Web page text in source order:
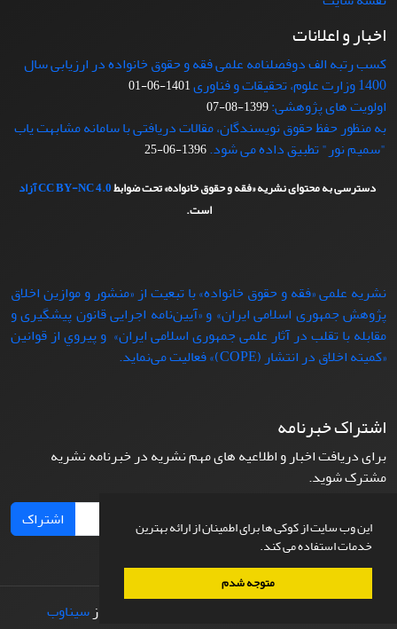
این وب سایت از کوکی ها برای اطمینان از ارائه بهترین
خدمات استفاده می کند.
متوجه شدم
اخبار و اعلانات
کسب رتبه الف دوفصلنامه علمی فقه و حقوق خانواده در ارزیابی سال
1400 وزارت علوم، تحقیقات و فناوری
1401-06-01
اولویت های پژوهشی:1399-08-07
به منظور حفظ حقوق نویسندگان، مقالات دریافتی با سامانه مشابهت یاب
"سمیم نور" تطبیق داده می شود.1396-06-25
دسترسی به محتوای نشریه «فقه و حقوق خانواده» تحت ضوابطCC BY-NC 4.0آزاد
است.
نشریه علمی «فقه و حقوق خانواده» با تبعيت از «منشور و موازین اخلاق
پژوهش جمهوری اسلامی ایران» و «آیین‌نامه اجرایی قانون پیشگیری و
مقابله با تقلب در آثار علمی جمهوری اسلامی ایران» و پيروي از قوانين
«کمیته اخلاق در انتشار (COPE)» فعاليت می‌نماید.
اشتراک خبرنامه
برای دریافت اخبار و اطلاعیه های مهم نشریه در خبرنامه نشریه
مشترک شوید.
اشتراک
طراحی و پیاده سازی از سیناوب